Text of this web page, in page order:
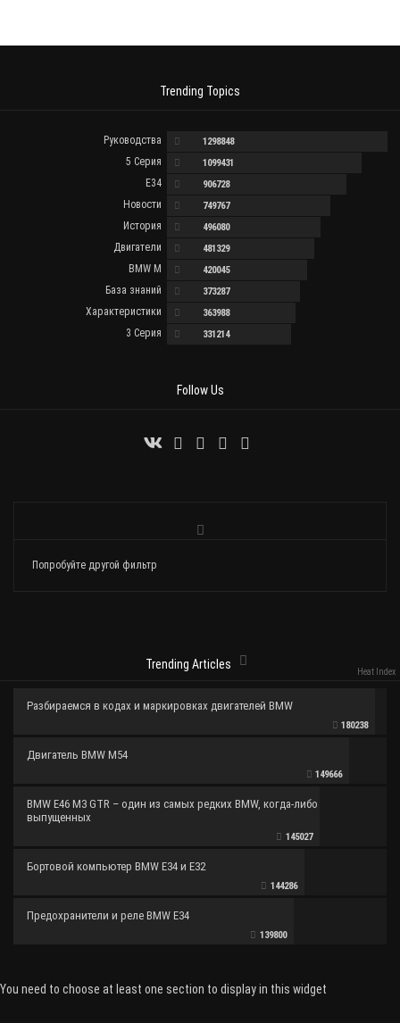
Trending Topics
Руководства 1298848
5 Серия 1099431
E34 906728
Новости 749767
История 496080
Двигатели 481329
BMW M 420045
База знаний 373287
Характеристики 363988
3 Серия 331214
Follow Us
Попробуйте другой фильтр
Trending Articles
Heat Index
Разбираемся в кодах и маркировках двигателей BMW
180238
Двигатель BMW M54
149666
BMW E46 M3 GTR – один из самых редких BMW, когда-либо
выпущенных
145027
Бортовой компьютер BMW E34 и E32
144286
Предохранители и реле BMW E34
139800
You need to choose at least one section to display in this widget